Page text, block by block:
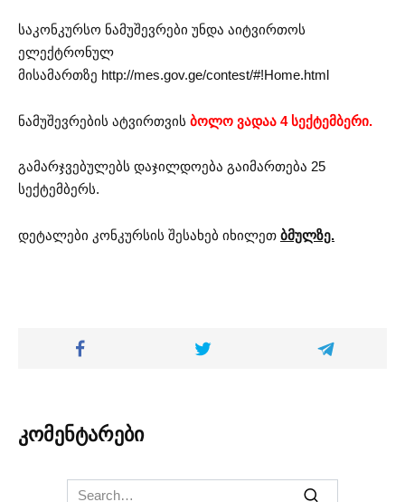
საკონკურსო ნამუშევრები უნდა აიტვირთოს
ელექტრონულ
მისამართზე http://mes.gov.ge/contest/#!Home.html
ნამუშევრების ატვირთვის ბოლო ვადაა 4 სექტემბერი.
გამარჯვებულებს დაჯილდოება გაიმართება 25
სექტემბერს.
დეტალები კონკურსის შესახებ იხილეთ ბმულზე.
კომენტარები
Search